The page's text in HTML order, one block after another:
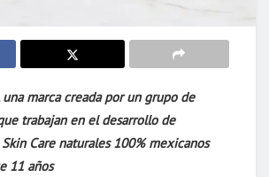
una marca creada por un grupo de
trabajan en el desarrollo de
Care naturales 100% mexicanos
11 años